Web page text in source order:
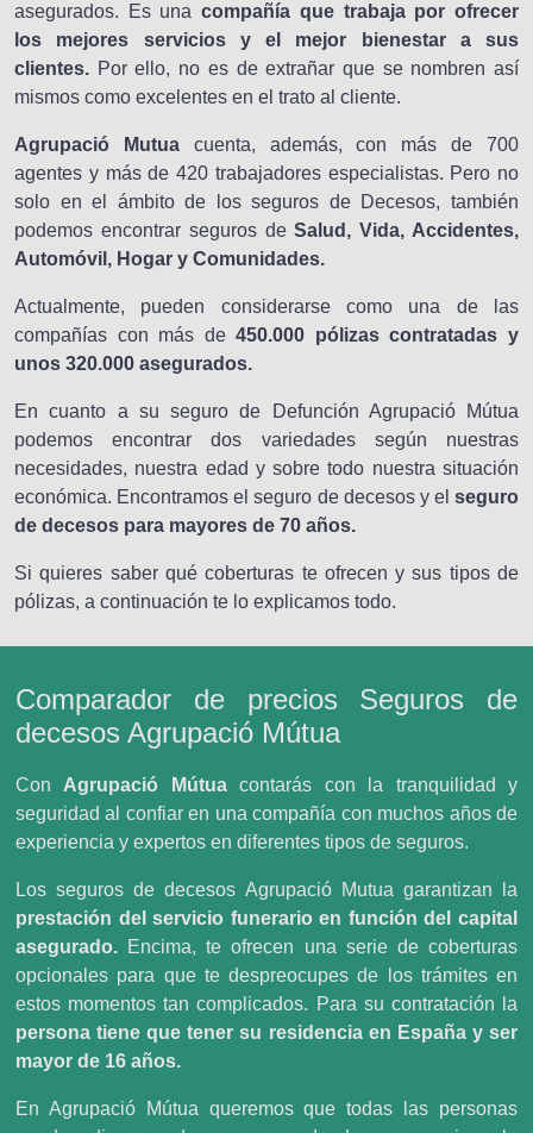
asegurados. Es una compañía que trabaja por ofrecer
los mejores servicios y el mejor bienestar a sus
clientes. Por ello, no es de extrañar que se nombren así
mismos como excelentes en el trato al cliente.
Agrupació Mutua cuenta, además, con más de 700
agentes y más de 420 trabajadores especialistas. Pero no
solo en el ámbito de los seguros de Decesos, también
podemos encontrar seguros deSalud, Vida, Accidentes,
Automóvil, Hogar y Comunidades.
Actualmente, pueden considerarse como una de las
compañías con más de450.000 pólizas contratadas y
unos 320.000 asegurados.
En cuanto a su seguro de Defunción Agrupació Mútua
podemos encontrar dos variedades según nuestras
necesidades, nuestra edad y sobre todo nuestra situación
económica. Encontramos el seguro de decesos y el seguro
de decesos para mayores de 70 años.
Si quieres saber qué coberturas te ofrecen y sus tipos de
pólizas, a continuación te lo explicamos todo.
Comparador de precios Seguros de
decesos Agrupació Mútua
Con Agrupació Mútuacontarás con la tranquilidad y
seguridad al confiar en una compañía con muchos años de
experiencia y expertos en diferentes tipos de seguros.
Los seguros de decesos Agrupació Mutua garantizan la
prestación del servicio funerario en función del capital
asegurado. Encima, te ofrecen una serie de coberturas
opcionales para que te despreocupes de los trámites en
estos momentos tan complicados. Para su contratación la
persona tiene que tener su residencia en España y ser
mayor de 16 años.
En Agrupació Mútua queremos que todas las personas